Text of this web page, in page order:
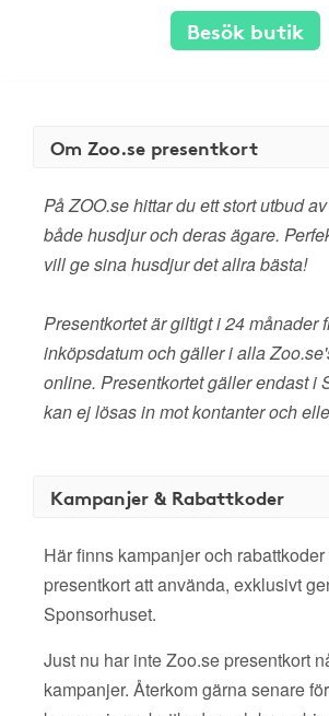
Besök butik
Om Zoo.se presentkort
På ZOO.se hittar du ett stort utbud
både husdjur och deras ägare.
vill ge sina husdjur det allra bästa!
Presentkortet är giltigt i 24 månader
inköpsdatum och gäller i alla
online. Presentkortet gäller endast i
kan ej lösas in mot kontanter och
Kampanjer & Rabattkoder
Här finns kampanjer och
presentkort att använda, exklusivt
Sponsorhuset.
Just nu har inte Zoo.se presentkort
kampanjer. Återkom gärna senare